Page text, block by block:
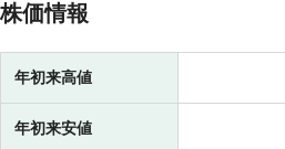
株価情報
年初来高値
年初来安値